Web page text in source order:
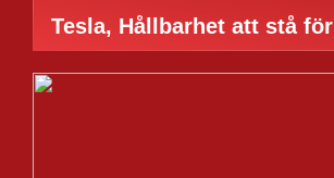
Tesla, Hållbarhet att stå för